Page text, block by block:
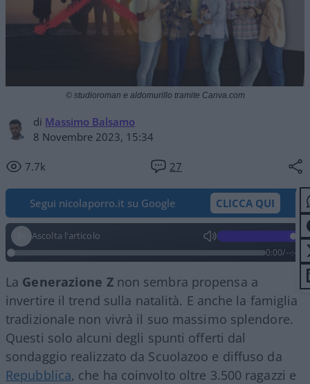
di Massimo Balsamo
8 Novembre 2023, 15:34
7.7k 27
© studioroman e aldomurillo tramite Canva.com
Segui nicolaporro.it su Google CLICCA QUI
Ascolta l'articolo
0:00/--:--
La Generazione Znon sembra propensa a
invertire il trend sulla natalità. E anche la famiglia
tradizionale non vivrà il suo massimo splendore.
Questi solo alcuni degli spunti offerti dal
sondaggio realizzato da Scuolazoo e diffuso da
Repubblica, che ha coinvolto oltre 3.500 ragazzi e